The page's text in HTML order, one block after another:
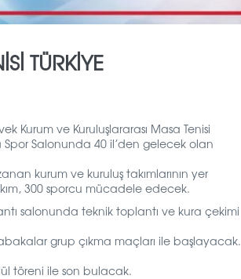
TÜRKIYE
Kurum ve Kuruluşlararası Masa Tenisi
Spor Salonunda 40 il’den gelecek olan
kurum ve kuruluş takımlarının yer
300 sporcu mücadele edecek.
salonunda teknik toplantı ve kura çekimi
grup çıkma maçları ile başlayacak.
töreni ile son bulacak.